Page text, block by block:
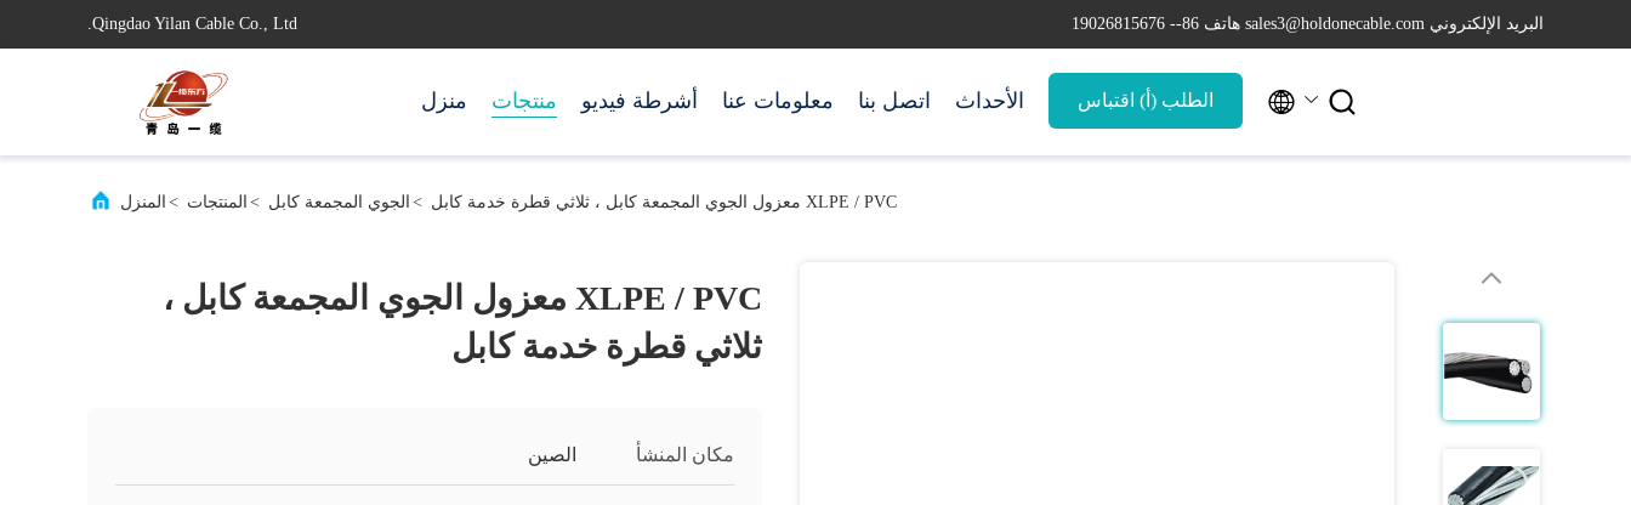
Qingdao Yilan Cable Co., Ltd. البريد الإلكتروني sales3@holdonecable.com هاتف 86-- 19026815676
منزل منتجات أشرطة فيديو معلومات عنا اتصل بنا الأحداث الطلب (أ) اقتباس  
المنزل > المنتجات > الجوي المجمعة كابل > XLPE / PVC معزول الجوي المجمعة كابل ، ثلاثي قطرة خدمة كابل
XLPE / PVC معزول الجوي المجمعة كابل ،
ثلاثي قطرة خدمة كابل
مكان المنشأ الصين